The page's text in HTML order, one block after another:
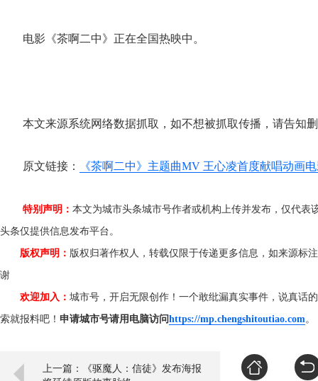
电影《茶啊二中》正在全国热映中。
本文来源系统网络数据抓取，如不想被抓取传播，请告知
原文链接： 《茶啊二中》主题曲MV 王心凌首度献唱动画
特别声明： 本文为城市头条城市号作者或机构上传并发布，仅代
头条仅提供信息发布平台。
版权声明： 版权归著作权人，转载仅限于传递更多信息，如来源标
谢
欢迎加入： 城市号，开启无限创作！一个敢纰漏真实事件，说真话
索就报料吧！ 申请城市号请用电脑访问https://mp.chengshitoutiao.com
上一篇：《驱魔人：信徒》发布海报